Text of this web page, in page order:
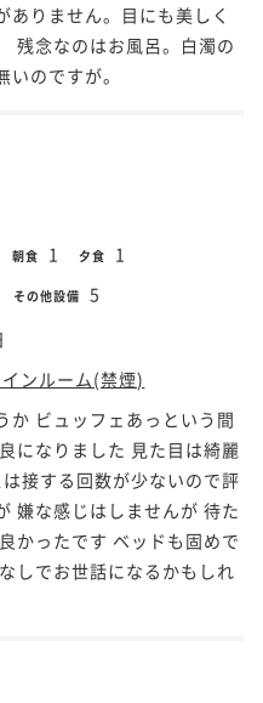
ありません。目にも美しく
残念なのはお風呂。白濁の
のですが。
朝食 1 夕食 1
その他設備 5
ンルーム(禁煙)
か ビュッフェあっという間
になりました 見た目は綺麗
接する回数が少ないので評
嫌な感じはしませんが 待た
かったです ベッドも固めで
しでお世話になるかもしれ